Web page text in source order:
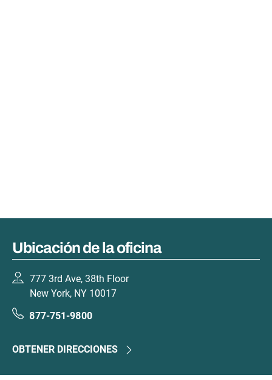
Ubicación de la oficina
777 3rd Ave, 38th Floor
New York, NY 10017
877-751-9800
OBTENER DIRECCIONES